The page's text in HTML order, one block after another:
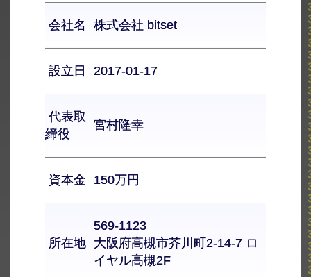
会社名 株式会社 bitset
設立日 2017-01-17
代表取
締役
宮村隆幸
資本金 150万円
所在地
569-1123
大阪府高槻市芥川町2-14-7 ロ
イヤル高槻2F